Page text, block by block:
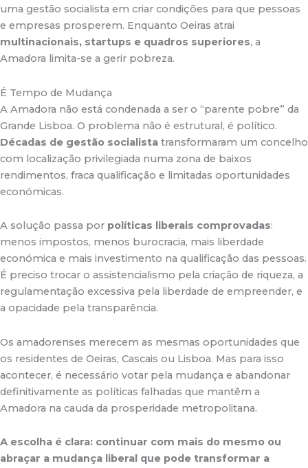
uma gestão socialista em criar condições para que pessoas
e empresas prosperem. Enquanto Oeiras atrai
multinacionais, startups e quadros superiores, a
Amadora limita-se a gerir pobreza.
É Tempo de Mudança
A Amadora não está condenada a ser o “parente pobre” da
Grande Lisboa. O problema não é estrutural, é político.
Décadas de gestão socialista transformaram um concelho
com localização privilegiada numa zona de baixos
rendimentos, fraca qualificação e limitadas oportunidades
económicas.
A solução passa por políticas liberais comprovadas:
menos impostos, menos burocracia, mais liberdade
económica e mais investimento na qualificação das pessoas.
É preciso trocar o assistencialismo pela criação de riqueza, a
regulamentação excessiva pela liberdade de empreender, e
a opacidade pela transparência.
Os amadorenses merecem as mesmas oportunidades que
os residentes de Oeiras, Cascais ou Lisboa. Mas para isso
acontecer, é necessário votar pela mudança e abandonar
definitivamente as políticas falhadas que mantêm a
Amadora na cauda da prosperidade metropolitana.
A escolha é clara: continuar com mais do mesmo ou
abraçar a mudança liberal que pode transformar a